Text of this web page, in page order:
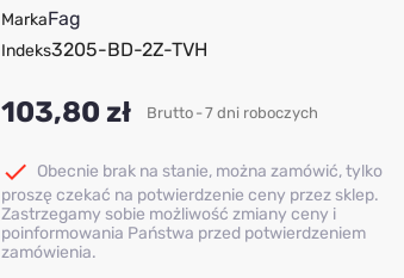
MarkaFag
Indeks3205-BD-2Z-TVH
103,80 zł Brutto 7 dni roboczych
 Obecnie brak na stanie, można zamówić, tylko
proszę czekać na potwierdzenie ceny przez sklep.
Zastrzegamy sobie możliwość zmiany ceny i
poinformowania Państwa przed potwierdzeniem
zamówienia.